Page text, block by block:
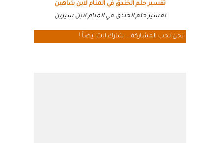
تفسير حلم الخندق في المنام لابن شاهين
تفسير حلم الخندق في المنام لابن سيرين
نحن نحب المشاركة ... شارك انت ايضاً !